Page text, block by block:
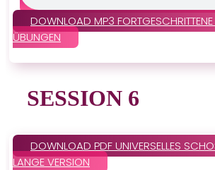
DOWNLOAD MP3 FORTGESCHRITTENE
ÜBUNGEN
SESSION 6
DOWNLOAD PDF UNIVERSELLES
LANGE VERSION